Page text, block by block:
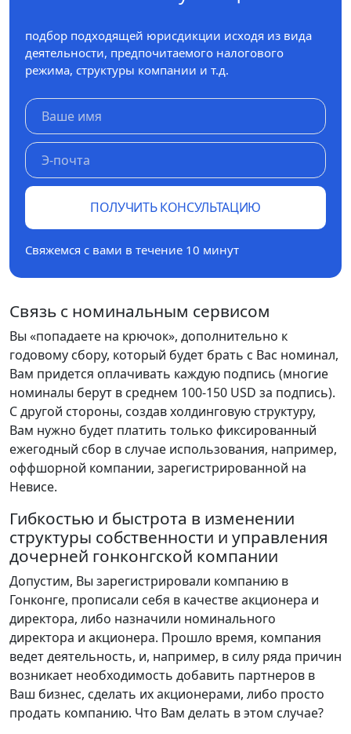
подбор подходящей юрисдикции исходя из вида
деятельности, предпочитаемого налогового
режима, структуры компании и т.д.
ПОЛУЧИТЬ КОНСУЛЬТАЦИЮ
Свяжемся с вами в течение 10 минут
Связь с номинальным сервисом
Вы «попадаете на крючок», дополнительно к
годовому сбору, который будет брать с Вас номинал,
Вам придется оплачивать каждую подпись (многие
номиналы берут в среднем 100-150 USD за подпись).
С другой стороны, создав холдинговую структуру,
Вам нужно будет платить только фиксированный
ежегодный сбор в случае использования, например,
оффшорной компании, зарегистрированной на
Невисе.
Гибкостью и быстрота в изменении
структуры собственности и управления
дочерней гонконгской компании
Допустим, Вы зарегистрировали компанию в
Гонконге, прописали себя в качестве акционера и
директора, либо назначили номинального
директора и акционера. Прошло время, компания
ведет деятельность, и, например, в силу ряда причин
возникает необходимость добавить партнеров в
Ваш бизнес, сделать их акционерами, либо просто
продать компанию. Что Вам делать в этом случае?